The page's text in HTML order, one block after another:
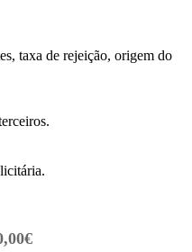
taxa de rejeição, origem do